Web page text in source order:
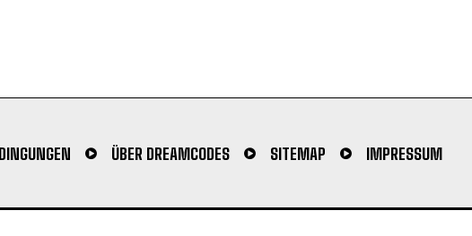
ÜBER DREAMCODES SITEMAP IMPRESSUM